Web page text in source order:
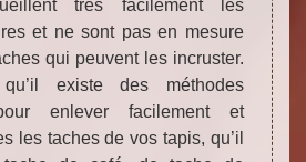
très facilement les
et ne sont pas en mesure
qui peuvent les incruster.
qu’il existe des méthodes
enlever facilement et
les taches de vos tapis, qu’il